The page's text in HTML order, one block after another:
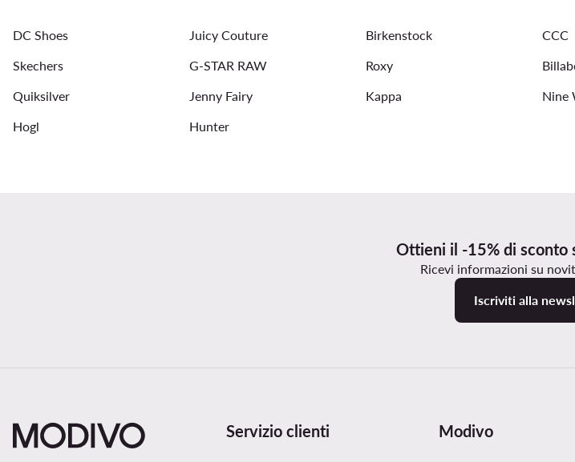
Scarpe New Balance donna
DC Shoes Juicy Couture Birkenstock CCC
Skechers
G-STAR RAW Roxy
Quiksilver
Jenny Fairy Kappa Nine
Hogl
Hunter
Ottieni il -15% di sconto
Ricevi informazioni su
Iscriviti alla
Servizio clienti Modivo